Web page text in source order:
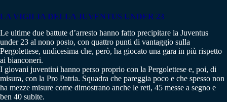
LA VIGILIA DELLA JUVENTUS UNDER 23
Le ultime due battute d’arresto hanno fatto precipitare la Juventus
under 23 al nono posto, con quattro punti di vantaggio sulla
Pergolettese, undicesima che, però, ha giocato una gara in più rispetto
ai bianconeri.
I giovani juventini hanno perso proprio con la Pergolettese e, poi, di
misura, con la Pro Patria. Squadra che pareggia poco e che spesso non
ha mezze misure come dimostrano anche le reti, 45 messe a segno e
ben 40 subite.